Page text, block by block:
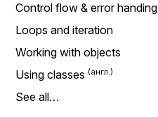
Control flow & error handing
Loops and iteration
Working with objects
Using classes
See all…